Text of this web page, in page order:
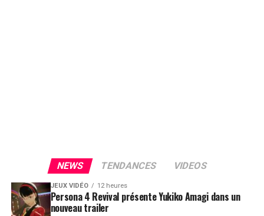
NEWS TENDANCES VIDEOS
JEUX VIDÉO 12 heures
Persona 4 Revival présente Yukiko Amagi dans un
nouveau trailer